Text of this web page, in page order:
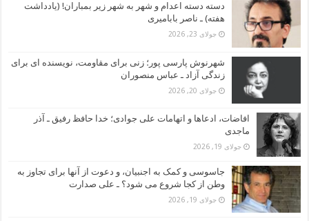
دسته دسته اعدام و شهر به شهر زیر بمباران! (یادداشت
هفته) ـ ناصر بابامیری
جولای 23, 2026
شهرنوش پارسی پور؛ زنی برای مقاومت، نویسنده ای برای
زندگی آزاد ـ عباس منصوران
جولای 20, 2026
افاضات، ادعاها و اتهامات علی جوادی؛ خدا حافظ رفیق ـ آذر
ماجدی
جولای 19, 2026
جاسوسی و کمک به اجنبیان، و دعوت از آنها برای تجاوز به
وطن از کجا شروع می شود؟ ـ علی صدارت
جولای 19, 2026